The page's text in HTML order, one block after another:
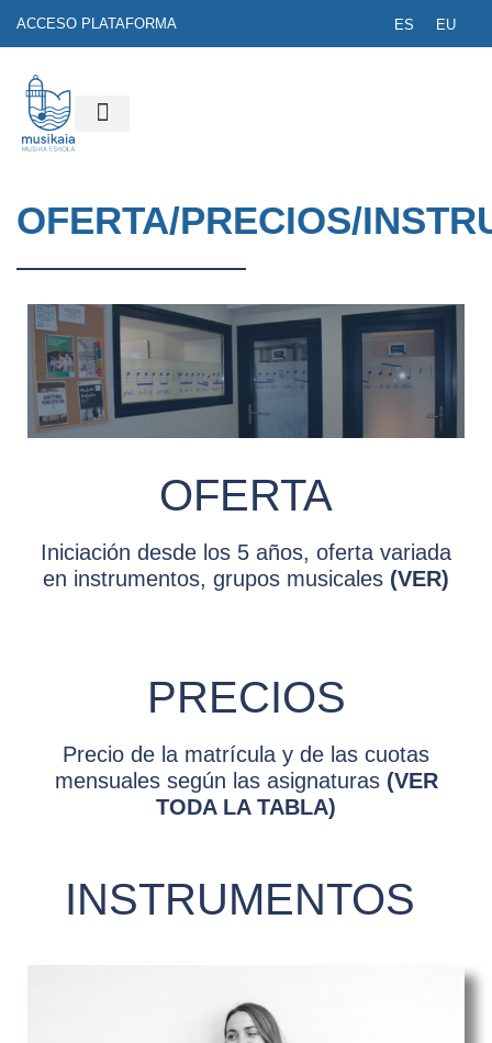
ACCESO PLATAFORMA ES EU
OFERTA/PRECIOS/
OFERTA
Iniciación desde los 5 años, oferta variada
en instrumentos, grupos musicales (VER)
PRECIOS
Precio de la matrícula y de las cuotas
mensuales según las asignaturas (VER
TODA LA TABLA)
INSTRUMENTOS